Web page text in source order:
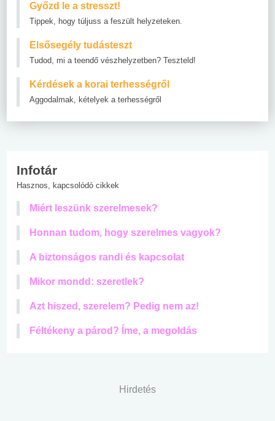
Győzd le a stresszt!
Tippek, hogy túljuss a feszült helyzeteken.
Elsősegély tudásteszt
Tudod, mi a teendő vészhelyzetben? Teszteld!
Kérdések a korai terhességről
Aggodalmak, kételyek a terhességről
Infotár
Hasznos, kapcsolódó cikkek
Miért leszünk szerelmesek?
Honnan tudom, hogy szerelmes vagyok?
A biztonságos randi és kapcsolat
Mikor mondd: szeretlek?
Azt hiszed, szerelem? Pedig nem az!
Féltékeny a párod? Íme, a megoldás
Hirdetés